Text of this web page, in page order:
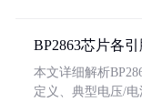
BP2863芯片各
本文详细解析
定义、典型电压/